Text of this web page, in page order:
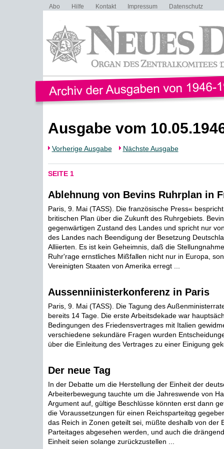
Abo Hilfe Kontakt Impressum Datenschutz
Ausgabe vom
Vorherige Ausgabe Nächste Ausgabe
SEITE 1
Ablehnung von Bevins Ruhrplan in
Paris, 9. Mai (TASS). Die französische Press«
britischen Plan über die Zukunft des Ruhrgebiets.
gegenwärtigen Zustand des Landes und spricht nur
des Landes nach Beendigung der Besetzung
Alliierten. Es ist kein Geheimnis, daß die
Ruhr'rage ernstliches Mißfallen nicht nur in Europa,
Vereinigten Staaten von Amerika erregt ...
Aussenniinisterkonferenz in Paris
Paris, 9. Mai (TASS). Die Tagung des
bereits 14 Tage. Die erste Arbeitsdekade war
Bedingungen des Friedensvertrages mit Italien
verschiedene sekundäre Fragen wurden
über die Einleitung des Vertrages zu einer Einigung
Der neue Tag
In der Debatte um die Herstellung der Einheit der
Arbeiterbewegung tauchte um die Jahreswende von
Argument auf, gültige Beschlüsse könnten erst dann
die Voraussetzungen für einen Reichsparteitqg
das Reich in Zonen geteilt sei, müßte deshalb von der
Parteitages abgesehen werden, und auch die
Einheit seien solange zurückzustellen ...